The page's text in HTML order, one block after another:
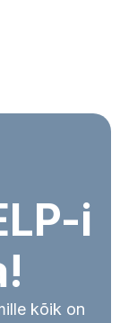
i
kõik on